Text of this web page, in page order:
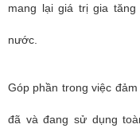
mang lại giá trị gia
nước.
Góp phần trong việc
đã và đang sử dụng